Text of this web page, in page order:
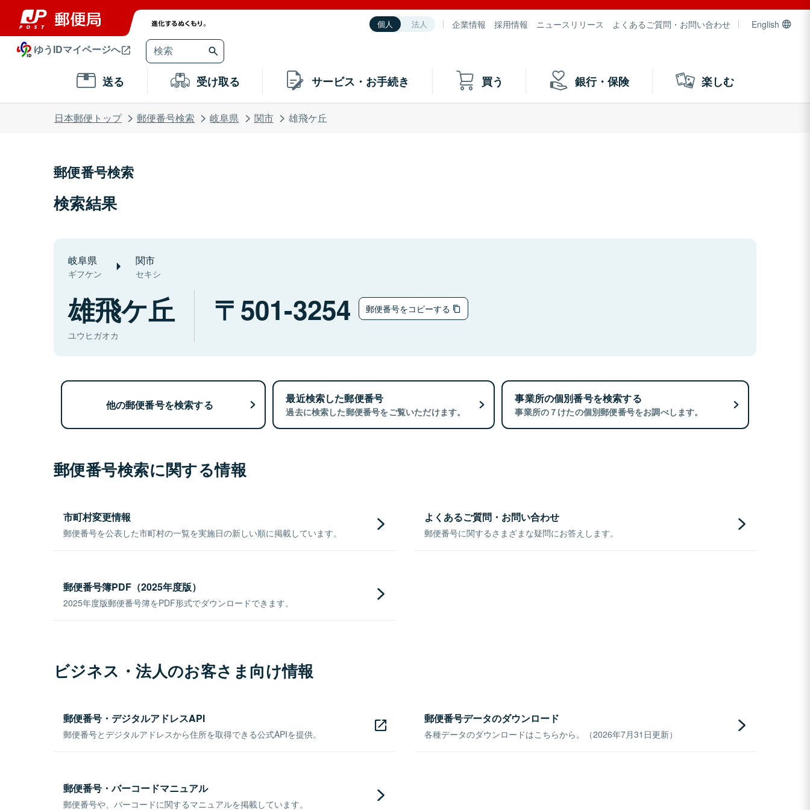
個人 法人 企業情報 採用情報 ニュースリリース よくあるご質問・お問い合わせ English
ゆうIDマイページへ
送る 受け取る サービス・お手続き 買う 銀行・保険 楽しむ
日本郵便トップ 郵便番号検索 岐阜県 関市 雄飛ケ丘
郵便番号検索
検索結果
岐阜県
ギフケン
関市
セキシ
雄飛ケ丘
ユウヒガオカ
501-3254 郵便番号をコピーする
他の郵便番号を検索する 最近検索した郵便番号
過去に検索した郵便番号をご覧いただけます。
事業所の個別番号を検索する
事業所の７けたの個別郵便番号をお調べします。
郵便番号検索に関する情報
市町村変更情報
郵便番号を公表した市町村の一覧を実施日の新しい順に掲載しています。
よくあるご質問・お問い合わせ
郵便番号に関するさまざまな疑問にお答えします。
郵便番号簿PDF（2025年度版）
2025年度版郵便番号簿をPDF形式でダウンロードできます。
ビジネス・法人のお客さま向け情報
郵便番号・デジタルアドレスAPI
郵便番号とデジタルアドレスから住所を取得できる公式APIを提供。
郵便番号データのダウンロード
各種データのダウンロードはこちらから。（2026年7月31日更新）
郵便番号・バーコードマニュアル
郵便番号や、バーコードに関するマニュアルを掲載しています。